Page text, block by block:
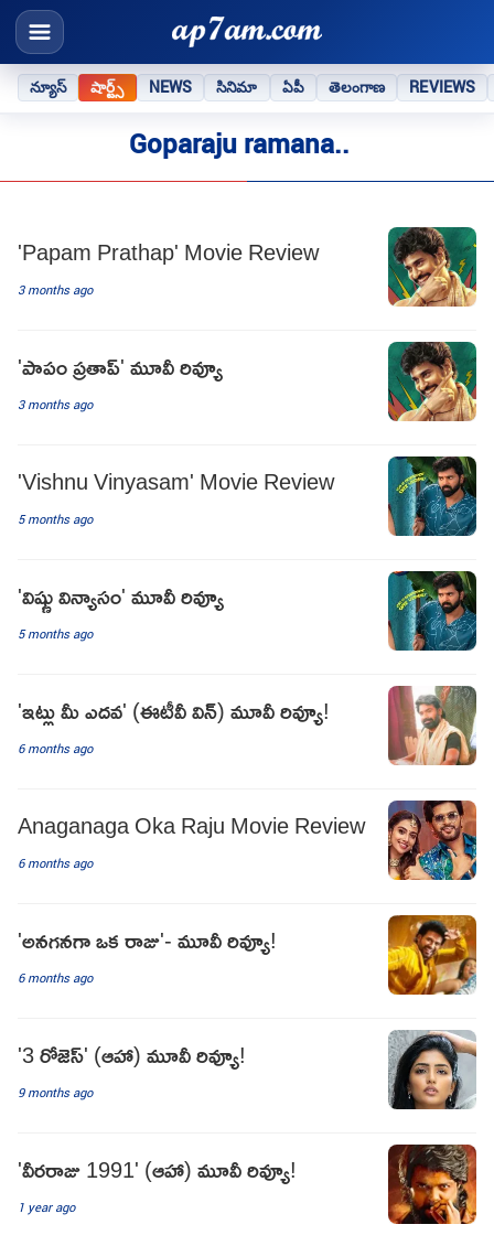
న్యూస్ షార్ట్స్ NEWS సినిమా ఏపీ తెలంగాణ REVIEWS
Goparaju ramana..
'Papam Prathap' Movie Review
3 months ago
'పాపం ప్రతాప్‌' మూవీ రివ్యూ
3 months ago
'Vishnu Vinyasam' Movie Review
5 months ago
'విష్ణు విన్యాసం' మూవీ రివ్యూ
5 months ago
'ఇట్లు మీ ఎదవ' (ఈటీవీ విన్) మూవీ రివ్యూ!
6 months ago
Anaganaga Oka Raju Movie Review
6 months ago
'అనగనగా ఒక రాజు'- మూవీ రివ్యూ!
6 months ago
'3 రోజెస్' (ఆహా) మూవీ రివ్యూ!
9 months ago
'వీరరాజు 1991' (ఆహా) మూవీ రివ్యూ!
1 year ago